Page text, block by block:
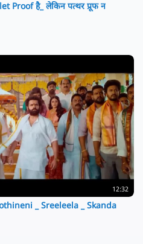
Proof है_ लेकिन पत्थर प्रूफ न
12:32